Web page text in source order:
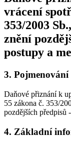
vrácení
353/2003
znění
postupy a
3. Pojmenování
Daňové přiznání k
55 zákona č. 353/
pozdějších předpisů
4. Základní